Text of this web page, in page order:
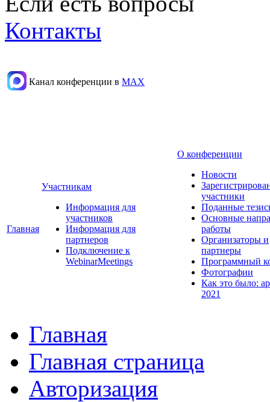
Контакты
Канал конференции в МАХ
Главная
Участникам
Информация для
участников
Информация для
партнеров
Подключение к
WebinarMeetings
О конференции
Новости
участники
Поданные
Основные
работы
Организаторы и
партнеры
Программный
Фотографии
Как это было:
2021
Главная
Главная страница
Авторизация